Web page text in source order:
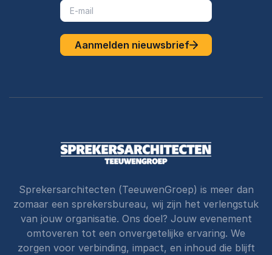
Aanmelden nieuwsbrief
Sprekersarchitecten (TeeuwenGroep) is meer dan
zomaar een sprekersbureau, wij zijn het verlengstuk
van jouw organisatie. Ons doel? Jouw evenement
omtoveren tot een onvergetelijke ervaring. We
zorgen voor verbinding, impact, en inhoud die blijft